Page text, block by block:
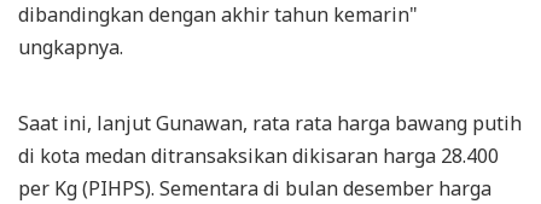
dibandingkan dengan akhir tahun kemarin"
ungkapnya.
Saat ini, lanjut Gunawan, rata rata harga bawang putih
di kota medan ditransaksikan dikisaran harga 28.400
per Kg (PIHPS). Sementara di bulan desember harga